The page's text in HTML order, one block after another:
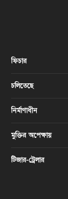
ফিচার
চলিতেছে
নির্মাণাধীন
মুক্তির অপেক্ষায়
টিজার-ট্রেলার